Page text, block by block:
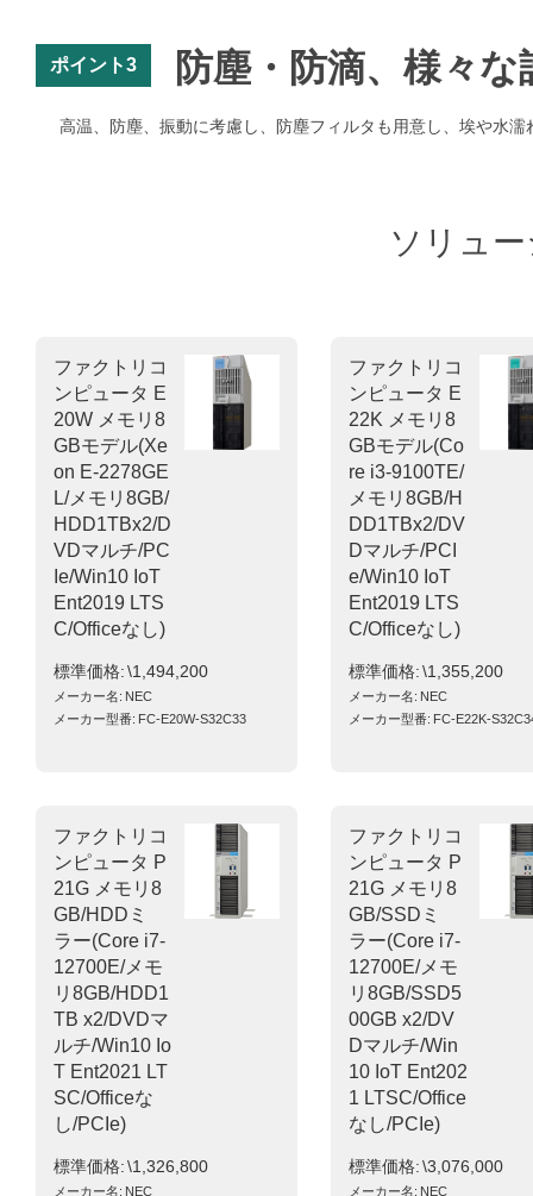
ポイント3 防塵・防滴、様々
高温、防塵、振動に考慮し、防塵フィルタも用意し、埃や水濡
ソリュ
ファクトリコ
ンピュータ E
20W メモリ8
GBモデル(Xe
on E-2278GE
L/メモリ8GB/
HDD1TBx2/D
VDマルチ/PC
Ie/Win10 IoT
Ent2019 LTS
C/Officeなし)
標準価格 \1,494,200
メーカー名 NEC
メーカー型番 FC-E20W-S32C33
ファクトリコ
ンピュータ E
22K メモリ8
GBモデル(Co
re i3-9100TE/
メモリ8GB/H
DD1TBx2/DV
Dマルチ/PCI
e/Win10 IoT
Ent2019 LTS
C/Officeなし)
標準価格 \1,355,200
メーカー名 NEC
メーカー型番 FC-E22K-
ファクトリコ
ンピュータ P
21G メモリ8
GB/HDDミ
ラー(Core i7-
12700E/メモ
リ8GB/HDD1
TB x2/DVDマ
ルチ/Win10 Io
T Ent2021 LT
SC/Officeな
し/PCIe)
標準価格 \1,326,800
メーカー名 NEC
ファクトリコ
ンピュータ P
21G メモリ8
GB/SSDミ
ラー(Core i7-
12700E/メモ
リ8GB/SSD5
00GB x2/DV
Dマルチ/Win
10 IoT Ent202
1 LTSC/Office
なし/PCIe)
標準価格 \3,076,000
メーカー名 NEC